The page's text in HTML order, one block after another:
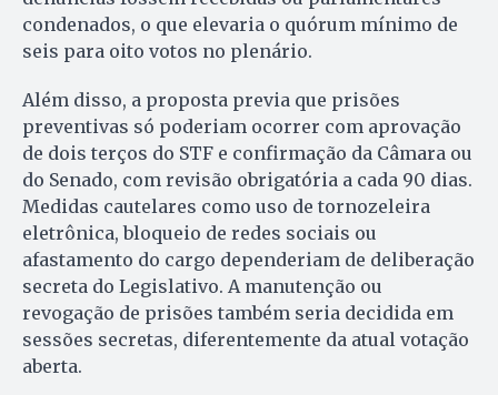
condenados, o que elevaria o quórum mínimo de
seis para oito votos no plenário.
Além disso, a proposta previa que prisões
preventivas só poderiam ocorrer com aprovação
de dois terços do STF e confirmação da Câmara ou
do Senado, com revisão obrigatória a cada 90 dias.
Medidas cautelares como uso de tornozeleira
eletrônica, bloqueio de redes sociais ou
afastamento do cargo dependeriam de deliberação
secreta do Legislativo. A manutenção ou
revogação de prisões também seria decidida em
sessões secretas, diferentemente da atual votação
aberta.